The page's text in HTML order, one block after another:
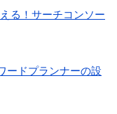
る！サーチコンソー
ードプランナーの設